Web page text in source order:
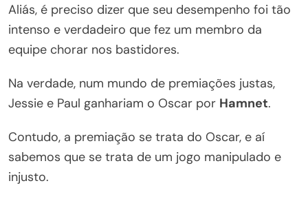
Aliás, é preciso dizer que seu desempenho foi tão
intenso e verdadeiro que fez um membro da
equipe chorar nos bastidores.
Na verdade, num mundo de premiações justas,
Jessie e Paul ganhariam o Oscar por Hamnet.
Contudo, a premiação se trata do Oscar, e aí
sabemos que se trata de um jogo manipulado e
injusto.